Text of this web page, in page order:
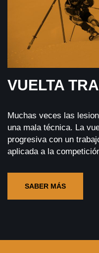
VUELTA
Muchas veces las
una mala técnica. La
progresiva con un
aplicada a la
SABER MÁS